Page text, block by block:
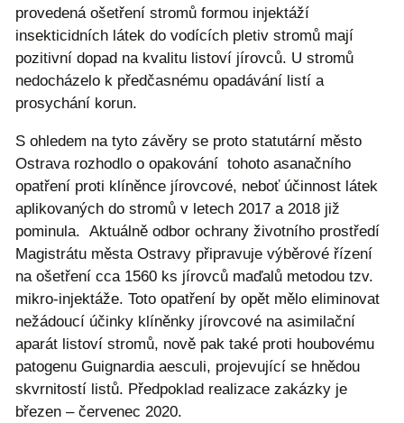
provedená ošetření stromů formou injektáží
insekticidních látek do vodících pletiv stromů mají
pozitivní dopad na kvalitu listoví jírovců. U stromů
nedocházelo k předčasnému opadávání listí a
prosychání korun.
S ohledem na tyto závěry se proto statutární město
Ostrava rozhodlo o opakování tohoto asanačního
opatření proti klíněnce jírovcové, neboť účinnost látek
aplikovaných do stromů v letech 2017 a 2018 již
pominula. Aktuálně odbor ochrany životního prostředí
Magistrátu města Ostravy připravuje výběrové řízení
na ošetření cca 1560 ks jírovců maďalů metodou tzv.
mikro-injektáže. Toto opatření by opět mělo eliminovat
nežádoucí účinky klíněnky jírovcové na asimilační
aparát listoví stromů, nově pak také proti houbovému
patogenu Guignardia aesculi, projevující se hnědou
skvrnitostí listů. Předpoklad realizace zakázky je
březen – červenec 2020.